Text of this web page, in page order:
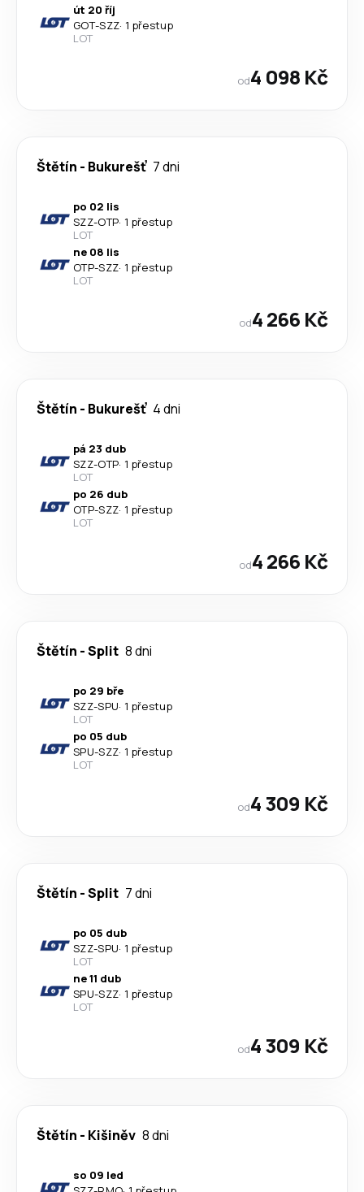
út 20 říj
GOT-SZZ· 1 přestup
LOT
od4 098 Kč
Štětín - Bukurešť 7 dni
po 02 lis
SZZ-OTP· 1 přestup
LOT
ne 08 lis
OTP-SZZ· 1 přestup
LOT
od4 266 Kč
Štětín - Bukurešť 4 dni
pá 23 dub
SZZ-OTP· 1 přestup
LOT
po 26 dub
OTP-SZZ· 1 přestup
LOT
od4 266 Kč
Štětín -Split 8 dni
po 29 bře
SZZ-SPU· 1 přestup
LOT
po 05 dub
SPU-SZZ· 1 přestup
LOT
od4 309 Kč
Štětín -Split 7 dni
po 05 dub
SZZ-SPU· 1 přestup
LOT
ne 11 dub
SPU-SZZ· 1 přestup
LOT
od4 309 Kč
Štětín - Kišiněv 8 dni
so 09 led